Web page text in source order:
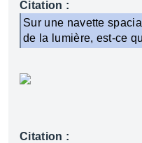
Citation :
Sur une navette
de la lumière, est-ce
Citation :